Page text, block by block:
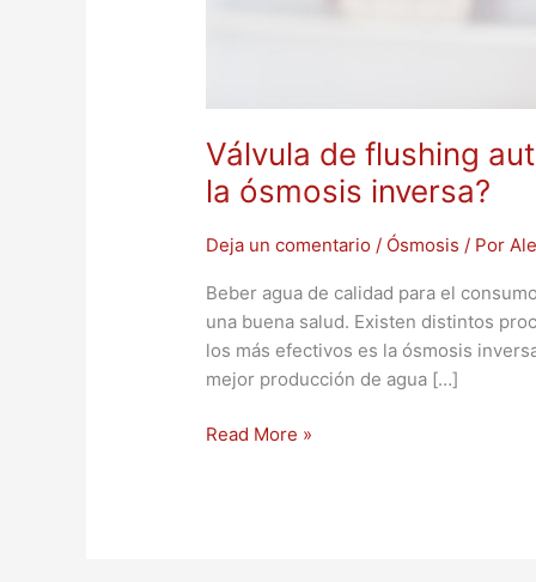
Válvula de flushing
la ósmosis inversa?
Deja un comentario / Ósmosis / Por
Beber agua de calidad para el
una buena salud. Existen distintos
los más efectivos es la ósmosis
mejor producción de agua […]
Read More »